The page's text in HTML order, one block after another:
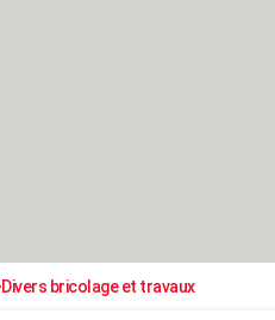
Divers bricolage et travaux